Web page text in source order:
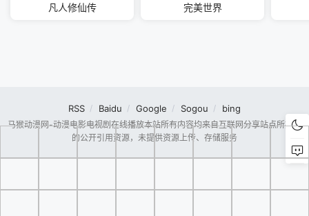
凡人修仙传 完美世界
RSS Baidu Google Sogou bing
马猴动漫网-动漫电影电视剧在线播放本站所有内容均来自互联网分享站点所提供
的公开引用资源，未提供资源上传、存储服务